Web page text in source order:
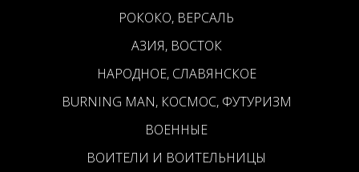
РОКОКО, ВЕРСАЛЬ
АЗИЯ, ВОСТОК
НАРОДНОЕ, СЛАВЯНСКОЕ
BURNING MAN, КОСМОС, ФУТУРИЗМ
ВОЕННЫЕ
ВОИТЕЛИ И ВОИТЕЛЬНИЦЫ